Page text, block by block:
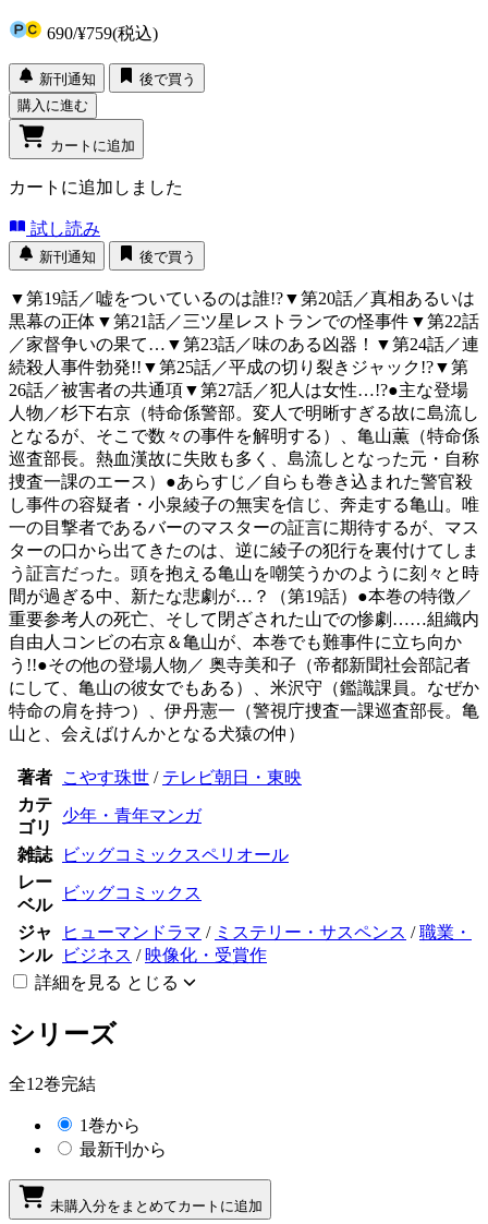
690/¥759(税込)
新刊通知
後で買う
購入に進む
カートに追加
カートに追加しました
試し読み
新刊通知 後で買う
▼第19話／嘘をついているのは誰!?▼第20話／真相あるいは
黒幕の正体▼第21話／三ツ星レストランでの怪事件▼第22話
／家督争いの果て…▼第23話／味のある凶器！▼第24話／連
続殺人事件勃発!!▼第25話／平成の切り裂きジャック!?▼第
26話／被害者の共通項▼第27話／犯人は女性…!?●主な登場
人物／杉下右京（特命係警部。変人で明晰すぎる故に島流し
となるが、そこで数々の事件を解明する）、亀山薫（特命係
巡査部長。熱血漢故に失敗も多く、島流しとなった元・自称
捜査一課のエース）●あらすじ／自らも巻き込まれた警官殺
し事件の容疑者・小泉綾子の無実を信じ、奔走する亀山。唯
一の目撃者であるバーのマスターの証言に期待するが、マス
ターの口から出てきたのは、逆に綾子の犯行を裏付けてしま
う証言だった。頭を抱える亀山を嘲笑うかのように刻々と時
間が過ぎる中、新たな悲劇が…？（第19話）●本巻の特徴／
重要参考人の死亡、そして閉ざされた山での惨劇……組織内
自由人コンビの右京＆亀山が、本巻でも難事件に立ち向か
う!!●その他の登場人物／ 奥寺美和子（帝都新聞社会部記者
にして、亀山の彼女でもある）、米沢守（鑑識課員。なぜか
特命の肩を持つ）、伊丹憲一（警視庁捜査一課巡査部長。亀
山と、会えばけんかとなる犬猿の仲）
著者 こやす珠世 / テレビ朝日・東映
カテ
ゴリ
少年・青年マンガ
雑誌
ビッグコミックスペリオール
レー
ベル
ビッグコミックス
ジャ
ンル
ヒューマンドラマ / ミステリー・サスペンス /職業・
ビジネス / 映像化・受賞作
詳細を見る とじる
シリーズ
全12巻完結
1巻から
最新刊から
未購入分をまとめてカートに追加